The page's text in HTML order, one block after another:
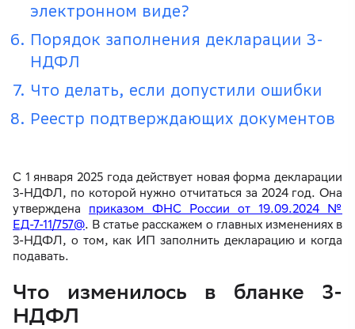
электронном виде?
Порядок заполнения декларации 3-
НДФЛ
Что делать, если допустили ошибки
Реестр подтверждающих документов
С 1 января 2025 года действует новая форма декларации
3-НДФЛ, по которой нужно отчитаться за 2024 год. Она
утверждена приказом ФНС России от 19.09.2024 №
ЕД-7-11/757@. В статье расскажем о главных изменениях в
3-НДФЛ, о том, как ИП заполнить декларацию и когда
подавать.
Что изменилось в бланке 3-
НДФЛ